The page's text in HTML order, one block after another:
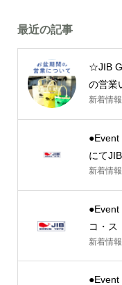
最近の記事
☆JIB
の営業
新着情報
にて
新着情報
コ・ス
新着情報